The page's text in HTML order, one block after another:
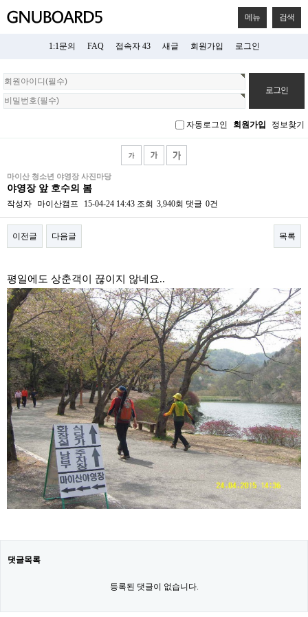
메뉴 검색
1:1문의 FAQ 접속자 43 새글 회원가입 로그인
회
원
로
자동로그인 회원가입 정보찾기
마이산 청소년 야영장 사진마당
야영장 앞 호수의 봄
작성자 마이산캠프 15-04-24 14:43 조회 3,940회 댓글 0건
이전글 다음글 목록
평일에도 상춘객이 끊이지 않네요..
댓글목록
등록된 댓글이 없습니다.